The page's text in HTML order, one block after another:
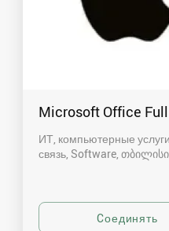
Microsoft Office Full
ИТ, компьютерные
связь, Software თბილისი